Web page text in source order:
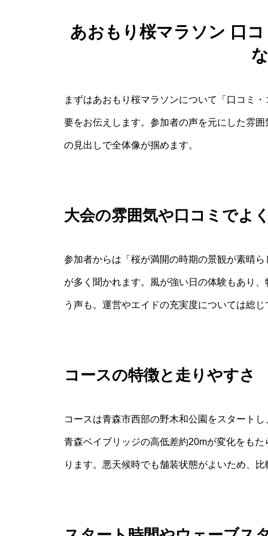
あおもり桜マラソン 口
まずはあおもり桜マラソンについて「口コミ
要をお伝えします。参加者の声を元にした雰
の見出しで全体像が掴めます。
大会の雰囲気や口コミでよ
参加者からは「桜が満開の時期の景観が素晴
が多く聞かれます。風が強い日の体験もあり
う声も。運営やエイドの充実度については総
コースの特徴と走りやすさ
コースは青森市西部の野木和公園をスタート
青森ベイブリッジの高低差約20mが変化をも
ります。悪天候時でも舗装状態がよいため、